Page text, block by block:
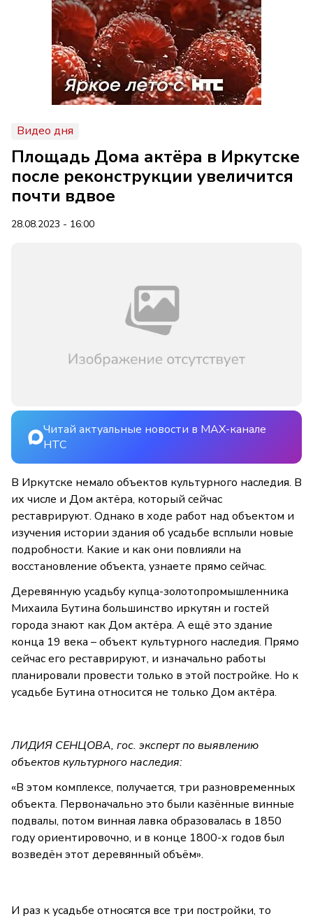
Видео дня
Площадь Дома актёра в Иркутске
после реконструкции увеличится
почти вдвое
28.08.2023 - 16:00
Читай актуальные новости в MAX-канале
НТС
В Иркутске немало объектов культурного наследия. В
их числе и Дом актёра, который сейчас
реставрируют. Однако в ходе работ над объектом и
изучения истории здания об усадьбе всплыли новые
подробности. Какие и как они повлияли на
восстановление объекта, узнаете прямо сейчас.
Деревянную усадьбу купца-золотопромышленника
Михаила Бутина большинство иркутян и гостей
города знают как Дом актёра. А ещё это здание
конца 19 века – объект культурного наследия. Прямо
сейчас его реставрируют, и изначально работы
планировали провести только в этой постройке. Но к
усадьбе Бутина относится не только Дом актёра.
ЛИДИЯ СЕНЦОВА, гос. эксперт по выявлению
объектов культурного наследия:
«В этом комплексе, получается, три разновременных
объекта. Первоначально это были казённые винные
подвалы, потом винная лавка образовалась в 1850
году ориентировочно, и в конце 1800-х годов был
возведён этот деревянный объём».
И раз к усадьбе относятся все три постройки, то